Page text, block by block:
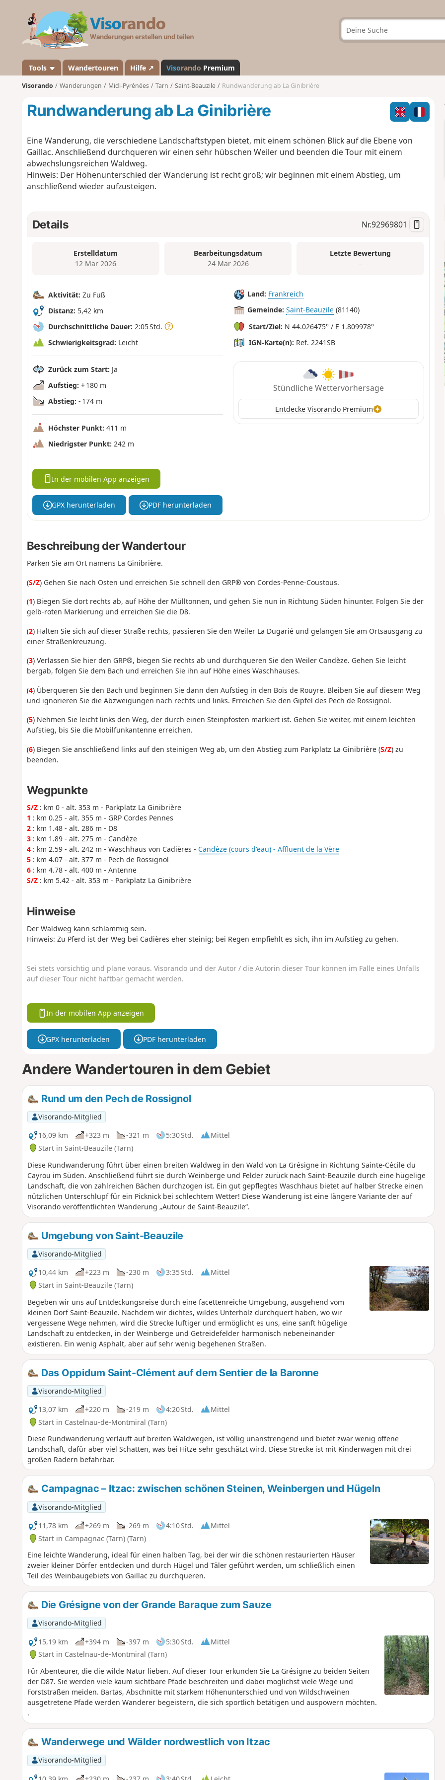
a
n
d
Tools Wandertouren Hilfe ↗ Visorando Premium
Visorando Wanderungen Midi-Pyrénées Tarn Saint-Beauzile Rundwanderung ab La Ginibrière
Rundwanderung ab La Ginibrière
Eine Wanderung, die verschiedene Landschaftstypen bietet, mit einem schönen Blick auf die Ebene von
Gaillac. Anschließend durchqueren wir einen sehr hübschen Weiler und beenden die Tour mit einem
abwechslungsreichen Waldweg.
Hinweis: Der Höhenunterschied der Wanderung ist recht groß; wir beginnen mit einem Abstieg, um
anschließend wieder aufzusteigen.
Details Nr.92969801
Erstelldatum
12 Mär 2026
Bearbeitungsdatum
24 Mär 2026
Letzte Bewertung
–
Aktivität: Zu Fuß
Distanz: 5,42 km
Durchschnittliche Dauer: 2:05 Std.
Schwierigkeitsgrad: Leicht
Zurück zum Start: Ja
Aufstieg: + 180 m
Abstieg: - 174 m
Höchster Punkt: 411 m
Niedrigster Punkt: 242 m
Land: Frankreich
Gemeinde: Saint-Beauzile (81140)
Start/Ziel: N 44.026475° / E 1.809978°
IGN-Karte(n): Ref. 2241SB
Stündliche Wettervorhersage
Entdecke Visorando Premium
In der mobilen App anzeigen
GPX herunterladen PDF herunterladen
Beschreibung der Wandertour
Parken Sie am Ort namens La Ginibrière.
(S/Z) Gehen Sie nach Osten und erreichen Sie schnell den GRP® von Cordes-Penne-Coustous.
(1) Biegen Sie dort rechts ab, auf Höhe der Mülltonnen, und gehen Sie nun in Richtung Süden hinunter. Folgen Sie der
gelb-roten Markierung und erreichen Sie die D8.
(2) Halten Sie sich auf dieser Straße rechts, passieren Sie den Weiler La Dugarié und gelangen Sie am Ortsausgang zu
einer Straßenkreuzung.
(3) Verlassen Sie hier den GRP®, biegen Sie rechts ab und durchqueren Sie den Weiler Candèze. Gehen Sie leicht
bergab, folgen Sie dem Bach und erreichen Sie ihn auf Höhe eines Waschhauses.
(4) Überqueren Sie den Bach und beginnen Sie dann den Aufstieg in den Bois de Rouyre. Bleiben Sie auf diesem Weg
und ignorieren Sie die Abzweigungen nach rechts und links. Erreichen Sie den Gipfel des Pech de Rossignol.
(5) Nehmen Sie leicht links den Weg, der durch einen Steinpfosten markiert ist. Gehen Sie weiter, mit einem leichten
Aufstieg, bis Sie die Mobilfunkantenne erreichen.
(6) Biegen Sie anschließend links auf den steinigen Weg ab, um den Abstieg zum Parkplatz La Ginibrière (S/Z) zu
beenden.
Wegpunkte
S/Z: km 0 - alt. 353 m - Parkplatz La Ginibrière
1 : km 0.25 - alt. 355 m - GRP Cordes Pennes
2: km 1.48 - alt. 286 m - D8
3: km 1.89 - alt. 275 m - Candèze
4: km 2.59 - alt. 242 m - Waschhaus von Cadières - Candèze (cours d'eau) - Affluent de la Vère
5: km 4.07 - alt. 377 m - Pech de Rossignol
6: km 4.78 - alt. 400 m - Antenne
S/Z: km 5.42 - alt. 353 m - Parkplatz La Ginibrière
Hinweise
Der Waldweg kann schlammig sein.
Hinweis: Zu Pferd ist der Weg bei Cadières eher steinig; bei Regen empfiehlt es sich, ihn im Aufstieg zu gehen.
Sei stets vorsichtig und plane voraus. Visorando und der Autor / die Autorin dieser Tour können im Falle eines Unfalls
auf dieser Tour nicht haftbar gemacht werden.
In der mobilen App anzeigen
GPX herunterladen PDF herunterladen
Andere Wandertouren in dem Gebiet
Rund um den Pech de Rossignol
Visorando-Mitglied
16,09 km
+323 m -321 m 5:30 Std.
Mittel
Start in Saint-Beauzile (Tarn)
Diese Rundwanderung führt über einen breiten Waldweg in den Wald von La Grésigne in Richtung Sainte-Cécile du
Cayrou im Süden. Anschließend führt sie durch Weinberge und Felder zurück nach Saint-Beauzile durch eine hügelige
Landschaft, die von zahlreichen Bächen durchzogen ist. Ein gut gepflegtes Waschhaus bietet auf halber Strecke einen
nützlichen Unterschlupf für ein Picknick bei schlechtem Wetter! Diese Wanderung ist eine längere Variante der auf
Visorando veröffentlichten Wanderung „Autour de Saint-Beauzile“.
Umgebung von Saint-Beauzile
Visorando-Mitglied
10,44 km
+223 m -230 m 3:35 Std.
Mittel
Start in Saint-Beauzile (Tarn)
Begeben wir uns auf Entdeckungsreise durch eine facettenreiche Umgebung, ausgehend vom
kleinen Dorf Saint-Beauzile. Nachdem wir dichtes, wildes Unterholz durchquert haben, wo wir
vergessene Wege nehmen, wird die Strecke luftiger und ermöglicht es uns, eine sanft hügelige
Landschaft zu entdecken, in der Weinberge und Getreidefelder harmonisch nebeneinander
existieren. Ein wenig Asphalt, aber auf sehr wenig begehenen Straßen.
Das Oppidum Saint-Clément auf dem Sentier de la Baronne
Visorando-Mitglied
13,07 km
+220 m -219 m 4:20 Std.
Mittel
Start in Castelnau-de-Montmiral (Tarn)
Diese Rundwanderung verläuft auf breiten Waldwegen, ist völlig unanstrengend und bietet zwar wenig offene
Landschaft, dafür aber viel Schatten, was bei Hitze sehr geschätzt wird. Diese Strecke ist mit Kinderwagen mit drei
großen Rädern befahrbar.
Campagnac – Itzac: zwischen schönen Steinen, Weinbergen und Hügeln
Visorando-Mitglied
11,78 km
+269 m -269 m 4:10 Std.
Mittel
Start in Campagnac (Tarn) (Tarn)
Eine leichte Wanderung, ideal für einen halben Tag, bei der wir die schönen restaurierten Häuser
zweier kleiner Dörfer entdecken und durch Hügel und Täler geführt werden, um schließlich einen
Teil des Weinbaugebiets von Gaillac zu durchqueren.
Die Grésigne von der Grande Baraque zum Sauze
Visorando-Mitglied
15,19 km
+394 m -397 m 5:30 Std.
Mittel
Start in Castelnau-de-Montmiral (Tarn)
Für Abenteurer, die die wilde Natur lieben. Auf dieser Tour erkunden Sie La Grésigne zu beiden Seiten
der D87. Sie werden viele kaum sichtbare Pfade beschreiten und dabei möglichst viele Wege und
Forststraßen meiden. Bartas, Abschnitte mit starkem Höhenunterschied und von Wildschweinen
ausgetretene Pfade werden Wanderer begeistern, die sich sportlich betätigen und auspowern möchten.
.
Wanderwege und Wälder nordwestlich von Itzac
Visorando-Mitglied